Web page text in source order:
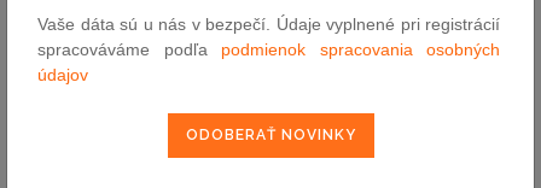
29.4.2024
Parlament prijal stanovisko k zásadnej
reforme Colného kódexu EÚ
Vaše dáta sú u nás v bezpečí. Údaje vyplnené pri registrácií
spracováváme podľa podmienok spracovania osobných
údajov